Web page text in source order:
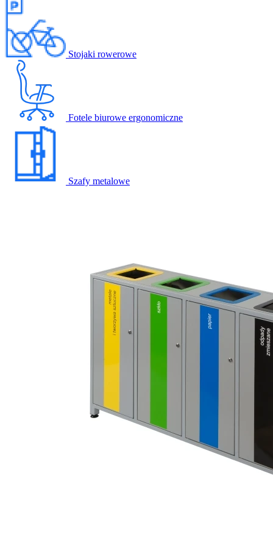
Stojaki rowerowe
Fotele biurowe ergonomiczne
Szafy metalowe